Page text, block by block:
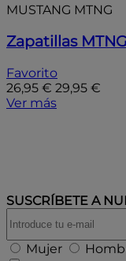
MUSTANG MTNG
Zapatillas
Favorito
26,95 € 29,95 €
Ver más
SUSCRÍBETE A
Mujer